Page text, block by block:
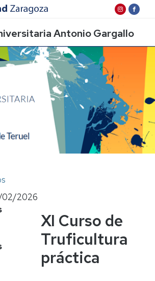
Antonio Gargallo
02/2026
XI Curso de
Truficultura
práctica